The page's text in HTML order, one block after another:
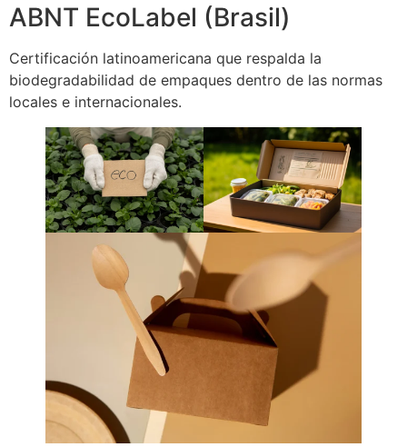
ABNT EcoLabel (Brasil)
Certificación latinoamericana que respalda la
biodegradabilidad de empaques dentro de las normas
locales e internacionales.